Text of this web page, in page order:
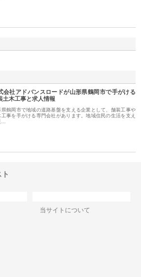
会社アドバンスロードが山形県鶴岡市で手がける
土木工事と求人情報
県鶴岡市で地域の道路基盤を支える企業として、舗装工事や
工事を手がける専門会社があります。地域住民の生活を支え
…
当サイトについて